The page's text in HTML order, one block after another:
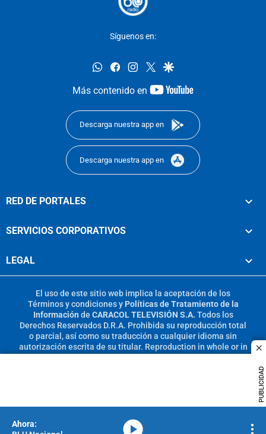
PUBLICIDAD
Síguenos en:
whatsappfacebookinstagram
twittergoogle
Más contenido en
youtube-
Descarga nuestra app en
Descarga nuestra app en
RED DE PORTALES
SERVICIOS CORPORATIVOS
LEGAL
El uso de este sitio web implica la aceptación de los
Términos y condicionesy Políticas de Tratamiento de la
Información de CARACOL TELEVISIÓN S.A. Todos los
Derechos Reservados D.R.A. Prohibida su reproducción total
o parcial, así como su traducción a cualquier idioma sin
autorización escrita de su titular. Reproduction in whole or in